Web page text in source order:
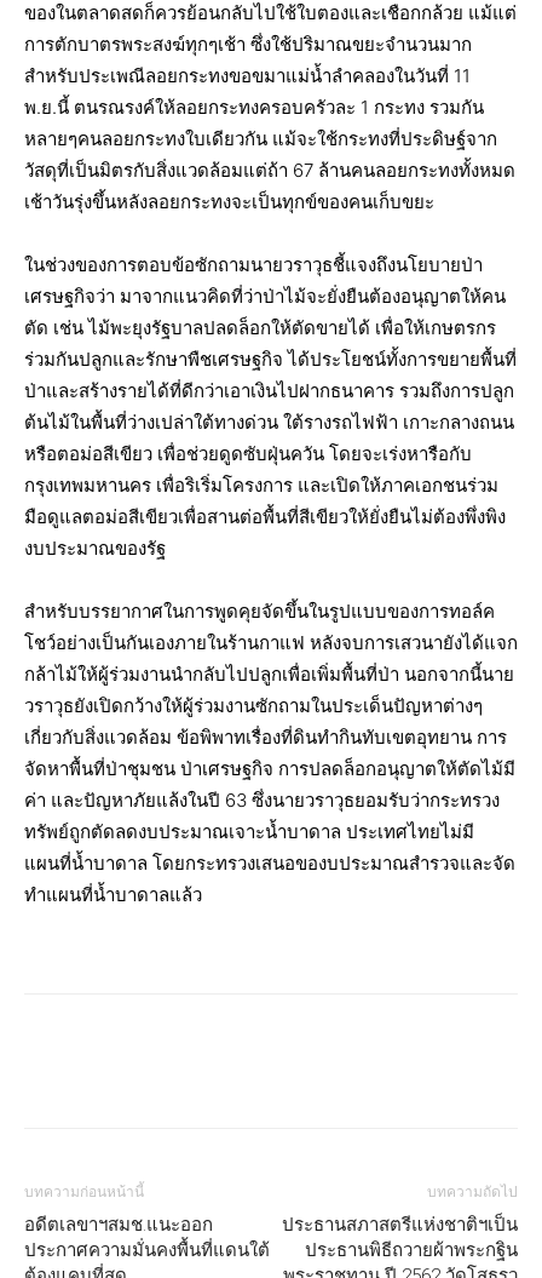
ของในตลาดสดก็ควรย้อนกลับไปใช้ใบตองและเชือกกล้วย แม้แต่
การตักบาตรพระสงฆ์ทุกๆเช้า ซึ่งใช้ปริมาณขยะจำนวนมาก
สำหรับประเพณีลอยกระทงขอขมาแม่น้ำลำคลองในวันที่ 11
พ.ย.นี้ ตนรณรงค์ให้ลอยกระทงครอบครัวละ 1 กระทง รวมกัน
หลายๆคนลอยกระทงใบเดียวกัน แม้จะใช้กระทงที่ประดิษฐ์จาก
วัสดุที่เป็นมิตรกับสิ่งแวดล้อมแต่ถ้า 67 ล้านคนลอยกระทงทั้งหมด
เช้าวันรุ่งขึ้นหลังลอยกระทงจะเป็นทุกข์ของคนเก็บขยะ
ในช่วงของการตอบข้อซักถามนายวราวุธชี้แจงถึงนโยบายป่า
เศรษฐกิจว่า มาจากแนวคิดที่ว่าป่าไม้จะยั่งยืนต้องอนุญาตให้คน
ตัด เช่น ไม้พะยุงรัฐบาลปลดล็อกให้ตัดขายได้ เพื่อให้เกษตรกร
ร่วมกันปลูกและรักษาพืชเศรษฐกิจ ได้ประโยชน์ทั้งการขยายพื้นที่
ป่าและสร้างรายได้ที่ดีกว่าเอาเงินไปฝากธนาคาร รวมถึงการปลูก
ต้นไม้ในพื้นที่ว่างเปล่าใต้ทางด่วน ใต้รางรถไฟฟ้า เกาะกลางถนน
หรือตอม่อสีเขียว เพื่อช่วยดูดซับฝุ่นควัน โดยจะเร่งหารือกับ
กรุงเทพมหานคร เพื่อริเริ่มโครงการ และเปิดให้ภาคเอกชนร่วม
มือดูแลตอม่อสีเขียวเพื่อสานต่อพื้นที่สีเขียวให้ยั่งยืนไม่ต้องพึ่งพิง
งบประมาณของรัฐ
สำหรับบรรยากาศในการพูดคุยจัดขึ้นในรูปแบบของการทอล์ค
โชว์อย่างเป็นกันเองภายในร้านกาแฟ หลังจบการเสวนายังได้แจก
กล้าไม้ให้ผู้ร่วมงานนำกลับไปปลูกเพื่อเพิ่มพื้นที่ป่า นอกจากนี้นาย
วราวุธยังเปิดกว้างให้ผู้ร่วมงานซักถามในประเด็นปัญหาต่างๆ
เกี่ยวกับสิ่งแวดล้อม ข้อพิพาทเรื่องที่ดินทำกินทับเขตอุทยาน การ
จัดหาพื้นที่ป่าชุมชน ป่าเศรษฐกิจ การปลดล็อกอนุญาตให้ตัดไม้มี
ค่า และปัญหาภัยแล้งในปี 63 ซึ่งนายวราวุธยอมรับว่ากระทรวง
ทรัพย์ถูกตัดลดงบประมาณเจาะน้ำบาดาล ประเทศไทยไม่มี
แผนที่น้ำบาดาล โดยกระทรวงเสนอของบประมาณสำรวจและจัด
ทำแผนที่น้ำบาดาลแล้ว
บทความก่อนหน้านี้
อดีตเลขาฯสมช.แนะออก
ประกาศความมั่นคงพื้นที่แดนใต้
บทความถัดไป
ประธานสภาสตรีแห่งชาติฯเป็น
ประธานพิธีถวายผ้าพระกฐิน